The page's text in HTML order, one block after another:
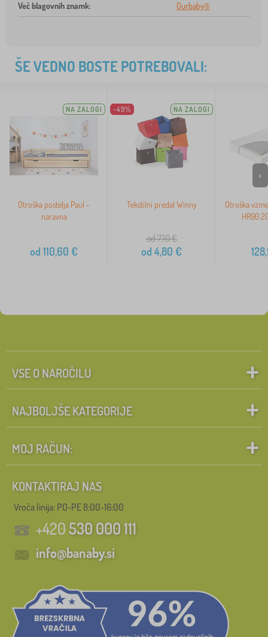
Več blagovnih znamk: Ourbaby®
ŠE VEDNO BOSTE POTREBOVALI:
NA ZALOGI
Otroška postelja Paul -
naravna
od 110,60 €
-49% NA ZALOGI
Tekstilni predal Winny
od 7,10€
od 4,80 €
Otroška
HR90
>
VSE O NAROČILU
NAJBOLJŠE KATEGORIJE
MOJ RAČUN:
KONTAKTIRAJ NAS
Vroča linija: PO-PE 8:00-16:00
+420530 000 111
info@banaby.si